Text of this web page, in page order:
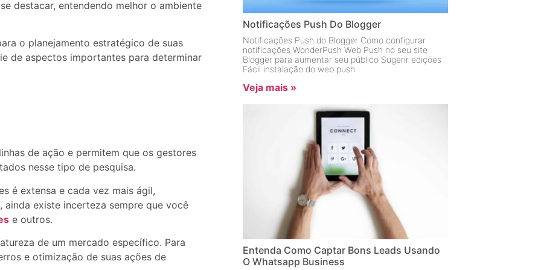
destacar, entendendo melhor o ambiente
o planejamento estratégico de suas
de aspectos importantes para determinar
de ação e permitem que os gestores
nesse tipo de pesquisa.
é extensa e cada vez mais ágil,
existe incerteza sempre que você
e outros.
de um mercado específico. Para
e otimização de suas ações de
Notificações Push Do Blogger
Notificações Push do Blogger Como configurar
notificações WonderPush Web Push no seu site
Blogger para aumentar seu público Sugerir edições
Fácil instalação do web push
Veja mais »
Entenda Como Captar Bons Leads Usando
O Whatsapp Business